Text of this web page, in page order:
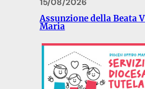
Assunzione della Beata
Maria